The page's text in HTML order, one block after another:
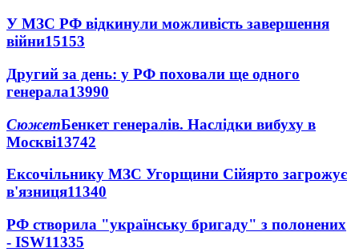
У МЗС РФ відкинули можливість завершення
війни15153
Другий за день: у РФ поховали ще одного
генерала13990
СюжетБенкет генералів. Наслідки вибуху в
Москві13742
Ексочільнику МЗС Угорщини Сійярто загрожує
в'язниця11340
РФ створила "українську бригаду" з полонених
- ISW11335